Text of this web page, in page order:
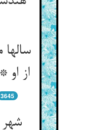
از
3645
شهر